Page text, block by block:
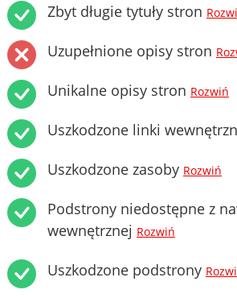
Zbyt długie tytuły stron
Uzupełnione opisy stron
Unikalne opisy stron Rozwiń
Uszkodzone linki
Uszkodzone zasoby Rozwiń
Podstrony niedostępne z
wewnętrznej Rozwiń
Uszkodzone podstrony